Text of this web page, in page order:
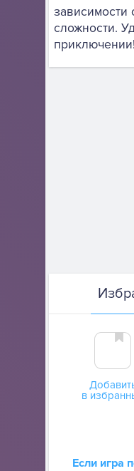
зависимости
сложности.
приключении!
в
Если игра